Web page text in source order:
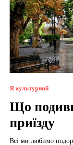
Я культурний
Що
приїзду
Всі ми любимо